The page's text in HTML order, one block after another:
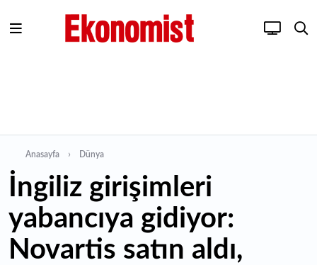
Anasayfa Dünya
İngiliz girişimleri
yabancıya gidiyor:
Novartis satın aldı,